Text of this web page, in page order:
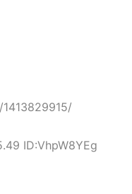
ID:VhpW8YEg